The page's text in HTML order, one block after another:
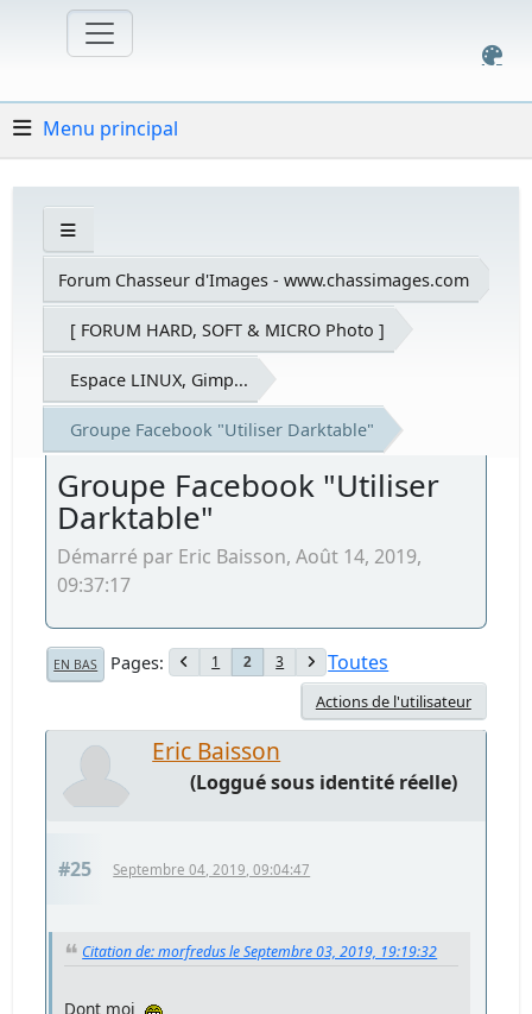
Menu principal
Forum Chasseur d'Images - www.chassimages.com
[ FORUM HARD, SOFT & MICRO Photo ]
Espace LINUX, Gimp...
Groupe Facebook "Utiliser Darktable"
Groupe Facebook "Utiliser
Darktable"
Démarré par Eric Baisson, Août 14, 2019,
09:37:17
EN BAS Pages 1 2 3 Toutes
Actions de l'utilisateur
Eric Baisson
(Loggué sous identité réelle)
#25 Septembre 04, 2019, 09:04:47
Citation de: morfredus le Septembre 03, 2019, 19:19:32
Dont moi